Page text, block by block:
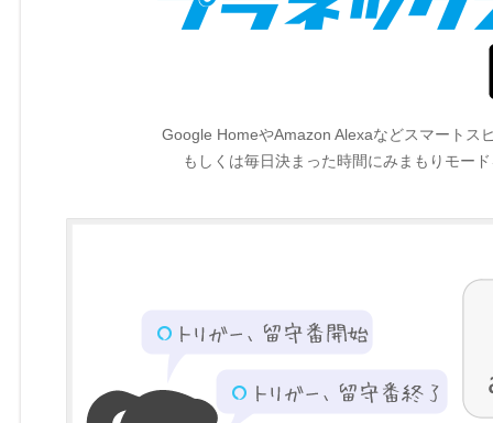
Google HomeやAmazon Alexaなどスマートス
もしくは毎日決まった時間にみまもりモー